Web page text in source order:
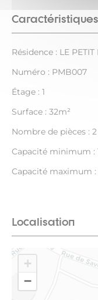
Caractéristiques
Résidence : LE PETIT
Numéro : PMB007
Étage : 1
Surface : 32m²
Nombre de pièces : 2
Capacité minimum :
Capacité maximum :
Localisation
+
−